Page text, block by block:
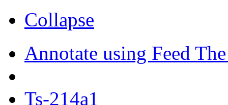
Collapse
Annotate using Feed
Ts-214a1